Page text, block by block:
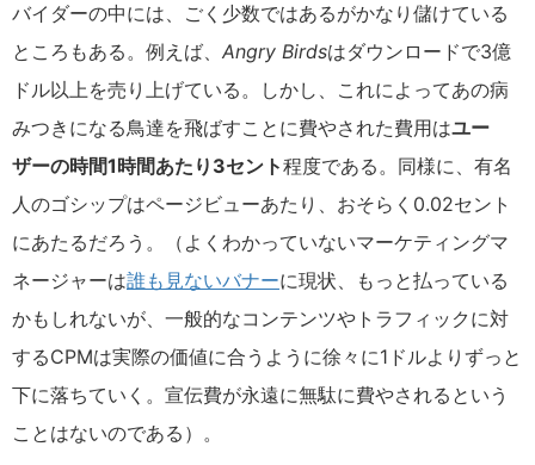
バイダーの中には、ごく少数ではあるがかなり儲けている
ところもある。例えば、 Angry Birdsはダウンロードで3億
ドル以上を売り上げている。しかし、これによってあの病
みつきになる鳥達を飛ばすことに費やされた費用はユー
ザーの時間1時間あたり3セント程度である。同様に、有名
人のゴシップはページビューあたり、おそらく0.02セント
にあたるだろう。（よくわかっていないマーケティングマ
ネージャーは誰も見ないバナーに現状、もっと払っている
かもしれないが、一般的なコンテンツやトラフィックに対
するCPMは実際の価値に合うように徐々に1ドルよりずっと
下に落ちていく。宣伝費が永遠に無駄に費やされるという
ことはないのである）。